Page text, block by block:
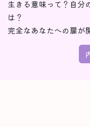
生きる意味って？自分
は？
完全なあなたへの扉が